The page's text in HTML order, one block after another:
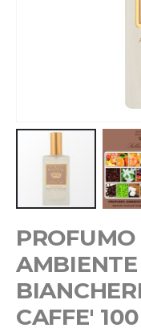
all'inizio
della
galleria
di
immagini
PROFUMO
CAFFE'